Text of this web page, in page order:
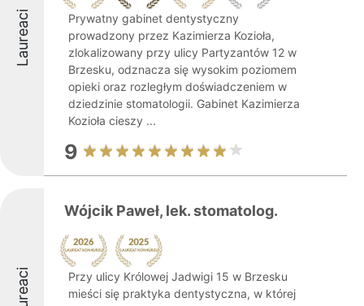
Laureaci
Prywatny gabinet dentystyczny
prowadzony przez Kazimierza Kozioła,
zlokalizowany przy ulicy Partyzantów 12 w
Brzesku, odznacza się wysokim poziomem
opieki oraz rozległym doświadczeniem w
dziedzinie stomatologii. Gabinet Kazimierza
Kozioła cieszy ...
9
Wójcik Paweł, lek. stomatolog.
Przy ulicy Królowej Jadwigi 15 w Brzesku
mieści się praktyka dentystyczna, w której